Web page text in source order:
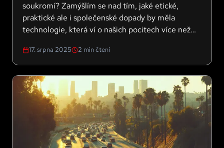
soukromí? Zamýšlím se nad tím, jaké etické,
praktické ale i společenské dopady by měla
technologie, která ví o našich pocitech více než
17. srpna 2025 2 min čtení